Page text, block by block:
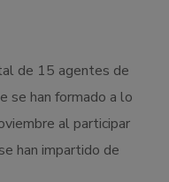
de 15 agentes de
se han formado a lo
al participar
han impartido de